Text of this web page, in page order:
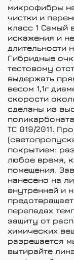
микрофибры
чистки и
класс 1 Самый
искажения и
длительности
Гибридные
тестовому
выдержать
весом 1,1г
скорости
сделаны из
ТС 019/2011.
покрытием:
любое время,
помещения.
нанесено на
внутренней и
перепадах
защиту от
химических
разрешается
вытирайте